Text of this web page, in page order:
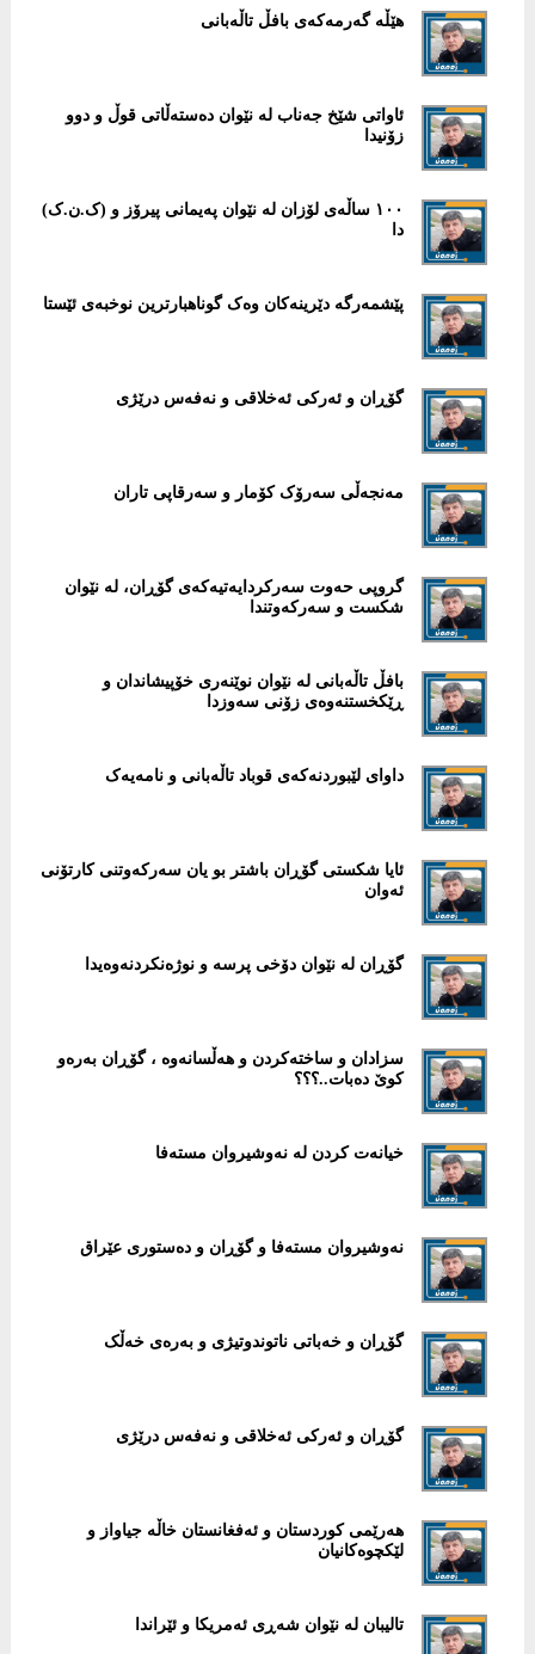
هێڵە گەرمەکەی بافڵ تاڵەبانی
ئاواتی شێخ جەناب لە نێوان دەستەڵاتی قوڵ و دوو
زۆنیدا
١٠٠ ساڵەی لۆزان لە نێوان پەیمانی پیرۆز و (ک.ن.ک)
دا
پێشمەرگە دێرینەکان وەک گوناهبارترین نوخبەی ئێستا
گۆڕان و ئەرکی ئەخلاقی و نەفەس درێژی
مەنجەڵی سەرۆک کۆمار و سەرقاپی تاران
گروپی حەوت سەرکردایەتیەکەی گۆڕان، لە نێوان
شکست و سەرکەوتندا
بافڵ تاڵەبانی لە نێوان نوێنەری خۆپیشاندان و
ڕێکخستنەوەی زۆنی سەوزدا
داوای لێبوردنەکەی قوباد تاڵەبانی و نامەیەک
ئایا شکستی گۆڕان باشتر بو یان سەرکەوتنی کارتۆنی
ئەوان
گۆڕان لە نێوان دۆخی پرسە و نوژەنکردنەوەیدا
سزادان و ساختەکردن و هەڵسانەوە ، گۆڕان بەرەو
کوێ دەبات..؟؟؟
خیانەت کردن لە نەوشیروان مستەفا
نەوشیروان مستەفا و گۆڕان و دەستوری عێراق
گۆڕان و خەباتی ناتوندوتیژی و بەرەی خەڵک
گۆڕان و ئەرکی ئەخلاقی و نەفەس درێژی
هەرێمی کوردستان و ئەفغانستان خاڵە جیاواز و
لێکچوەکانیان
تالیبان لە نێوان شەڕی ئەمریکا و ئێراندا